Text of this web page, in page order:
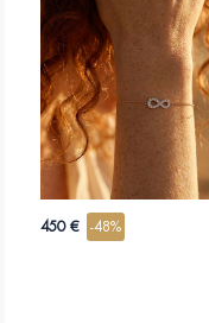
450 € -48%